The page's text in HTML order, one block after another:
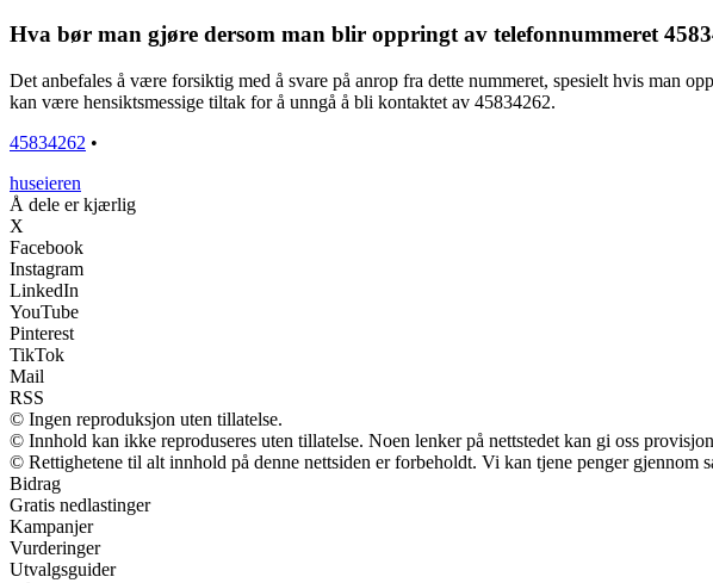
Hva bør man gjøre dersom man blir oppringt av telefonnummeret
Det anbefales å være forsiktig med å svare på anrop fra dette nummeret, spesielt hvis man
kan være hensiktsmessige tiltak for å unngå å bli kontaktet av 45834262.
45834262 •
huseieren
Å dele er kjærlig
X
Facebook
Instagram
LinkedIn
YouTube
Pinterest
TikTok
Mail
RSS
© Ingen reproduksjon uten tillatelse.
© Innhold kan ikke reproduseres uten tillatelse. Noen lenker på nettstedet kan gi oss
© Rettighetene til alt innhold på denne nettsiden er forbeholdt. Vi kan tjene penger
Bidrag
Gratis nedlastinger
Kampanjer
Vurderinger
Utvalgsguider